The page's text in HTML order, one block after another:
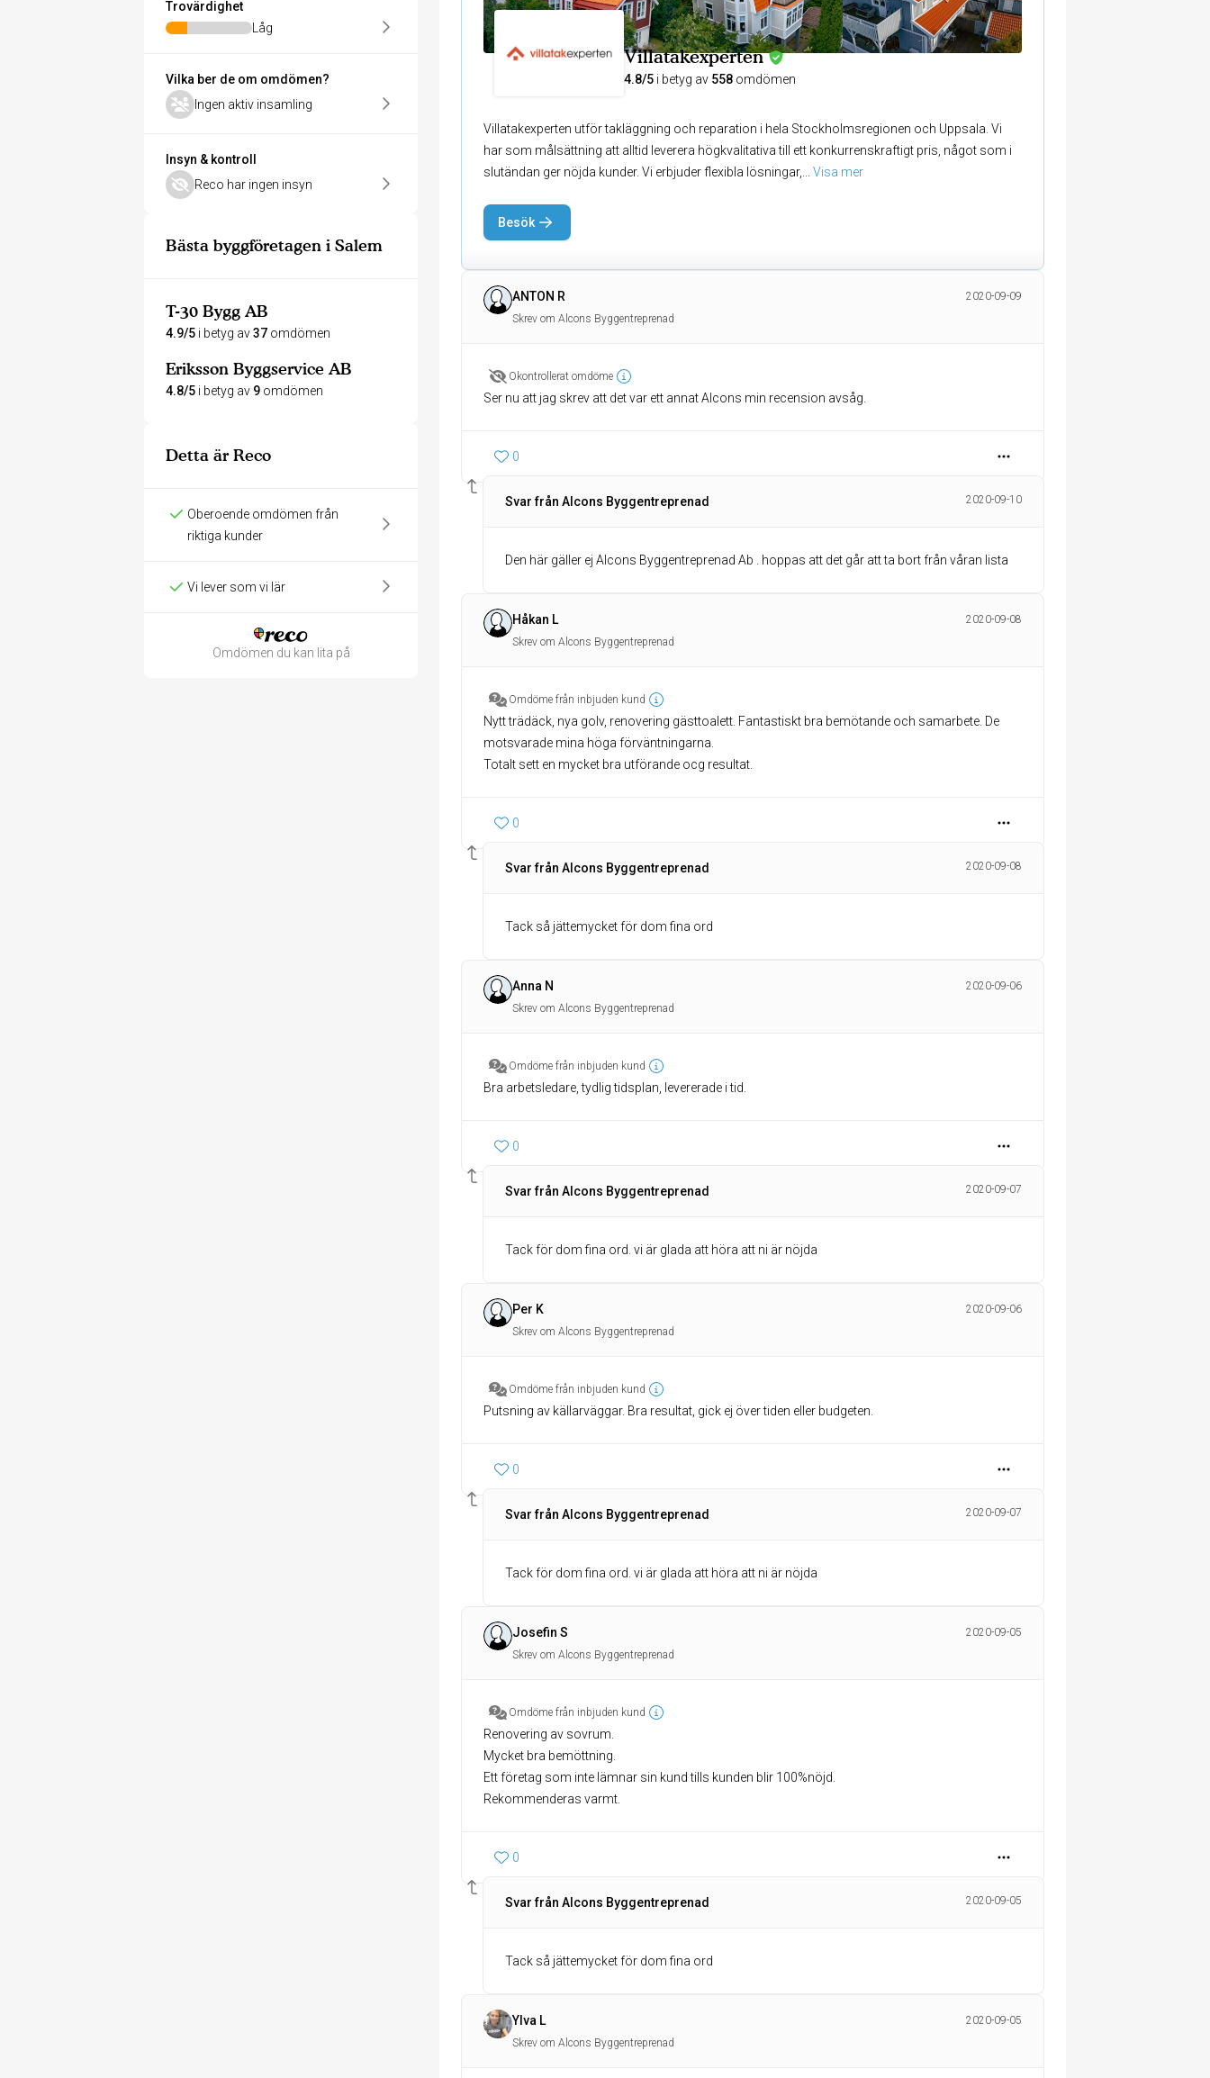
Trovärdighet
Låg
Vilka ber de om omdömen?
Ingen aktiv insamling
Insyn & kontroll
Reco har ingen insyn
Bästa byggföretagen i Salem
T-30 Bygg AB
4.9/5 i betyg av37 omdömen
Eriksson Byggservice AB
4.8/5 i betyg av 9 omdömen
Detta är Reco
Oberoende omdömen från
riktiga kunder
Vi lever som vi lär
Omdömen du kan lita på
Villatakexperten
4.8/5 i betyg av 558 omdömen
Villatakexperten utför takläggning och reparation i hela Stockholmsregionen och Uppsala. Vi
har som målsättning att alltid leverera högkvalitativa till ett konkurrenskraftigt pris, något som i
slutändan ger nöjda kunder. Vi erbjuder flexibla lösningar,
Visa mer
Besök
ANTON R
2020-09-09
Skrev om Alcons Byggentreprenad
Okontrollerat omdöme
Ser nu att jag skrev att det var ett annat Alcons min recension avsåg.
0
Svar från Alcons Byggentreprenad 2020-09-10
Den här gäller ej Alcons Byggentreprenad Ab . hoppas att det går att ta bort från våran lista
Håkan L
2020-09-08
Skrev om Alcons Byggentreprenad
Omdöme från inbjuden kund
Nytt trädäck, nya golv, renovering gästtoalett. Fantastiskt bra bemötande och samarbete. De
motsvarade mina höga förväntningarna.
Totalt sett en mycket bra utförande ocg resultat.
0
Svar från Alcons Byggentreprenad 2020-09-08
Tack så jättemycket för dom fina ord
Anna N
2020-09-06
Skrev om Alcons Byggentreprenad
Omdöme från inbjuden kund
Bra arbetsledare, tydlig tidsplan, levererade i tid.
0
Svar från Alcons Byggentreprenad 2020-09-07
Tack för dom fina ord. vi är glada att höra att ni är nöjda
Per K
2020-09-06
Skrev om Alcons Byggentreprenad
Omdöme från inbjuden kund
Putsning av källarväggar. Bra resultat, gick ej över tiden eller budgeten.
0
Svar från Alcons Byggentreprenad 2020-09-07
Tack för dom fina ord. vi är glada att höra att ni är nöjda
Josefin S
2020-09-05
Skrev om Alcons Byggentreprenad
Omdöme från inbjuden kund
Renovering av sovrum.
Mycket bra bemöttning.
Ett företag som inte lämnar sin kund tills kunden blir 100%nöjd.
Rekommenderas varmt.
0
Svar från Alcons Byggentreprenad 2020-09-05
Tack så jättemycket för dom fina ord
Ylva L
2020-09-05
Skrev om Alcons Byggentreprenad